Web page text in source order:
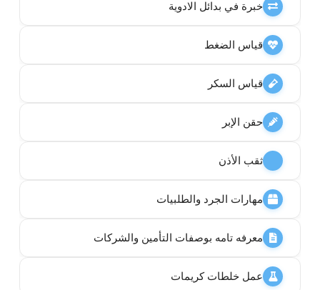
خبرة في بدائل الادوية
قياس الضغط
قياس السكر
حقن الإبر
ثقب الأذن
مهارات الجرد والطلبيات
معرفه تامه بوصفات التأمين والشركات
عمل خلطات كريمات